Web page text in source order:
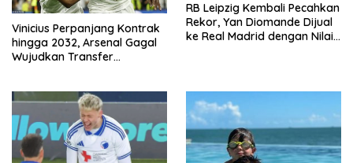
Vinicius Perpanjang Kontrak
hingga 2032, Arsenal Gagal
Wujudkan Transfer
RB Leipzig Kembali Pecahkan
Rekor, Yan Diomande Dijual
ke Real Madrid dengan Nilai